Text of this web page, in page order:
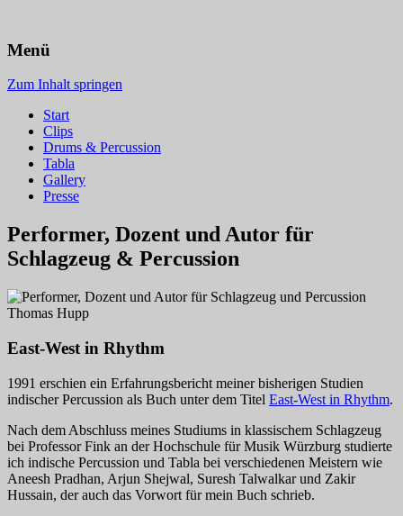
Thomas Hupp
Menü
Zum Inhalt springen
Start
Clips
Drums & Percussion
Tabla
Gallery
Presse
Performer, Dozent und Autor für
Schlagzeug & Percussion
East-West in Rhythm
1991 erschien ein Erfahrungsbericht meiner bisherigen Studien
indischer Percussion als Buch unter dem Titel East-West in Rhythm.
Nach dem Abschluss meines Studiums in klassischem Schlagzeug
bei Professor Fink an der Hochschule für Musik Würzburg studierte
ich indische Percussion und Tabla bei verschiedenen Meistern wie
Aneesh Pradhan, Arjun Shejwal, Suresh Talwalkar und Zakir
Hussain, der auch das Vorwort für mein Buch schrieb.